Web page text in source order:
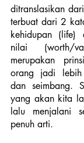
ditranslasikan
terbuat dari 2
kehidupan
nilai (worth/
merupakan
orang jadi lebih
dan seimbang.
yang akan kita
lalu menjalani
penuh arti.